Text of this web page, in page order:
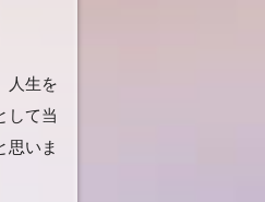
人生を
して当
思いま